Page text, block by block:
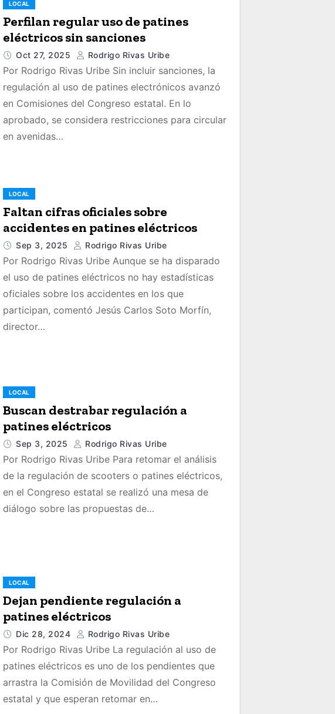
LOCAL
Perfilan regular uso de patines
eléctricos sin sanciones
Oct 27, 2025 Rodrigo Rivas Uribe
Por Rodrigo Rivas Uribe Sin incluir sanciones, la
regulación al uso de patines electrónicos avanzó
en Comisiones del Congreso estatal. En lo
aprobado, se considera restricciones para circular
en avenidas…
LOCAL
Faltan cifras oficiales sobre
accidentes en patines eléctricos
Sep 3, 2025 Rodrigo Rivas Uribe
Por Rodrigo Rivas Uribe Aunque se ha disparado
el uso de patines eléctricos no hay estadísticas
oficiales sobre los accidentes en los que
participan, comentó Jesús Carlos Soto Morfín,
director…
LOCAL
Buscan destrabar regulación a
patines eléctricos
Sep 3, 2025 Rodrigo Rivas Uribe
Por Rodrigo Rivas Uribe Para retomar el análisis
de la regulación de scooters o patines eléctricos,
en el Congreso estatal se realizó una mesa de
diálogo sobre las propuestas de…
LOCAL
Dejan pendiente regulación a
patines eléctricos
Dic 28, 2024 Rodrigo Rivas Uribe
Por Rodrigo Rivas Uribe La regulación al uso de
patines eléctricos es uno de los pendientes que
arrastra la Comisión de Movilidad del Congreso
estatal y que esperan retomar en…